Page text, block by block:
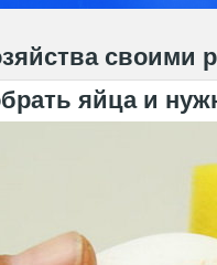
своими
яйца и